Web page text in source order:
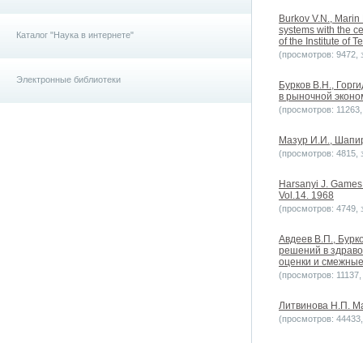
Каталог "Наука в интернете"
Электронные библиотеки
Burkov V.N.,
systems with the
of the Institute of
(просмотров: 9472,
Бурков B.H.,
в рыночной
(просмотров:
Мазур И.И.,
(просмотров: 4815,
Harsanyi J.
Vol.14. 1968
(просмотров: 4749,
Авдеев В.П.,
решений в
оценки и
(просмотров:
Литвинова Н.П.
(просмотров: